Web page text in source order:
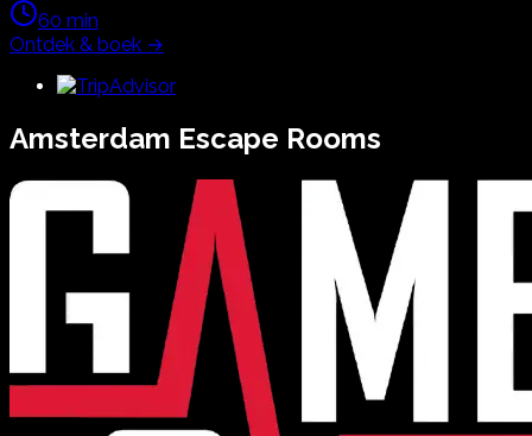
60 min
Ontdek & boek →
Amsterdam Escape Rooms